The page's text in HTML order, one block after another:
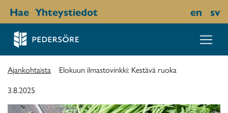
Hae Yhteystiedot en sv
Ajankohtaista
Elokuun ilmastovinkki: Kestävä ruoka
3.8.2025